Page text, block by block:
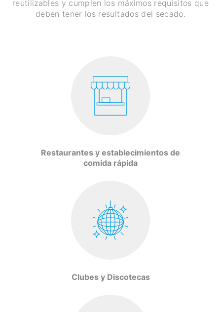
reutilizables y cumplen los máximos requisitos que
deben tener los resultados del secado.
Restaurantes y establecimientos de
comida rápida
Clubes y Discotecas